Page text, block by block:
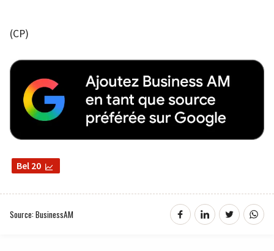
(CP)
Bel 20
Source: BusinessAM